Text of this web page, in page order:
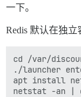
一下。
Redis 默认在独立
cd /var/
./launcher
apt install
netstat -an |